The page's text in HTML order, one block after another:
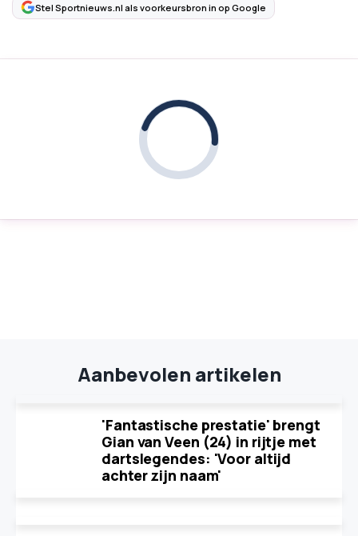
Stel Sportnieuws.nl als voorkeursbron in op Google
Aanbevolen artikelen
'Fantastische prestatie' brengt
Gian van Veen (24) in rijtje met
dartslegendes: 'Voor altijd
achter zijn naam'